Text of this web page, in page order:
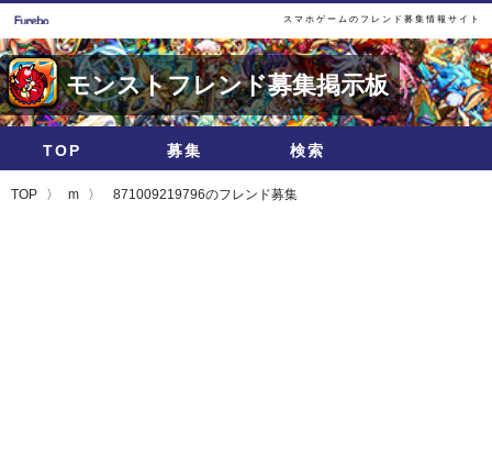
スマホゲームのフレンド募集情報サイト
モンストフレンド募集掲示板
TOP 募集 検索
TOP m 871009219796のフレンド募集